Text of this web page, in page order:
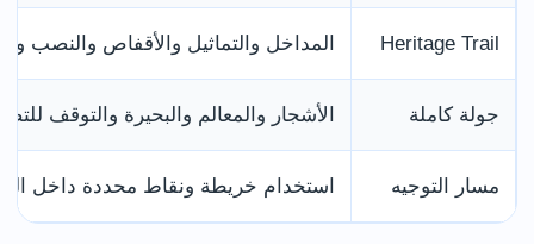
Heritage Trail المداخل والتماثيل والأقفاص والنصب
جولة كاملة الأشجار والمعالم والبحيرة والتوقف
مسار التوجيه استخدام خريطة ونقاط محددة داخل